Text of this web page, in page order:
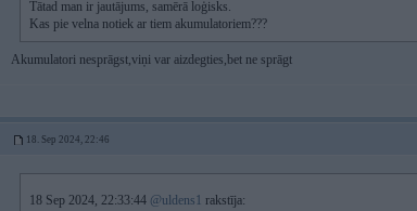
Tātad man ir jautājums, samērā loģisks.
Kas pie velna notiek ar tiem akumulatoriem???
Akumulatori nesprāgst,viņi var aizdegties,bet ne sprāgt
18. Sep 2024, 22:46
18 Sep 2024, 22:33:44 @uldens1 rakstīja: